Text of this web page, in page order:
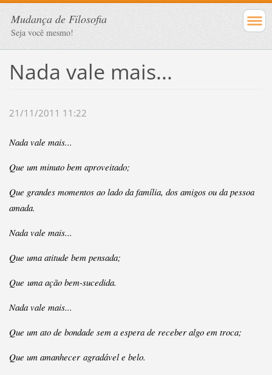
Mudança de Filosofia
Seja você mesmo!
Nada vale mais...
21/11/2011 11:22
Nada vale mais...
Que um minuto bem aproveitado;
Que grandes momentos ao lado da família, dos amigos ou da pessoa
amada.
Nada vale mais...
Que uma atitude bem pensada;
Que uma ação bem-sucedida.
Nada vale mais...
Que um ato de bondade sem a espera de receber algo em troca;
Que um amanhecer agradável e belo.